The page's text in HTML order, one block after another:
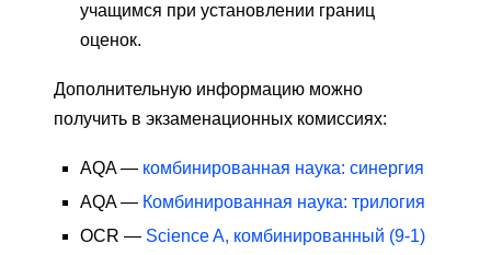
учащимся при установлении границ
оценок.
Дополнительную информацию можно
получить в экзаменационных комиссиях:
AQA — комбинированная наука: синергия
AQA — Комбинированная наука: трилогия
OCR — Science A, комбинированный (9-1)